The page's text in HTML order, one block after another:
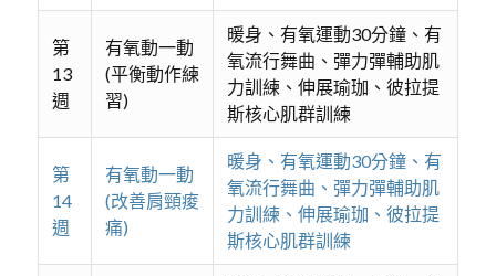
第
13
週
有氧動一動
(平衡動作練
習)
暖身、有氧運動30分鐘、有
氧流行舞曲、彈力彈輔助肌
力訓練、伸展瑜珈、彼拉提
斯核心肌群訓練
第
14
週
有氧動一動
(改善肩頸痠
痛)
暖身、有氧運動30分鐘、有
氧流行舞曲、彈力彈輔助肌
力訓練、伸展瑜珈、彼拉提
斯核心肌群訓練